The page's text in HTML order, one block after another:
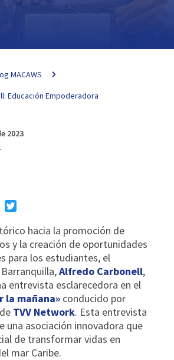
MACAWS
5
Educación Empoderadora
2023
Telegram
Twitter
hacia la promoción de
y la creación de oportunidades
para los estudiantes, el
Alfredo Carbonell,
entrevista esclarecedora en el
la mañana»conducido por
TVV Network. Esta entrevista
una asociación innovadora que
de transformar vidas en
mar Caribe.